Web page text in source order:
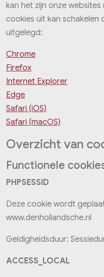
kan het zijn onze
cookies uit kan schakelen
uitgelegd:
Chrome
Firefox
Internet Explorer
Edge
Safari (iOS)
Safari (macOS)
Overzicht van
Functionele
PHPSESSID
Deze cookie wordt
www.denhollandsche.nl
Geldigheidsduur:
ACCESS_LOCAL